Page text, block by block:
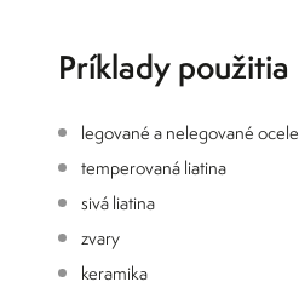
Príklady použitia
legované a nelegované ocele
temperovaná liatina
sivá liatina
zvary
keramika